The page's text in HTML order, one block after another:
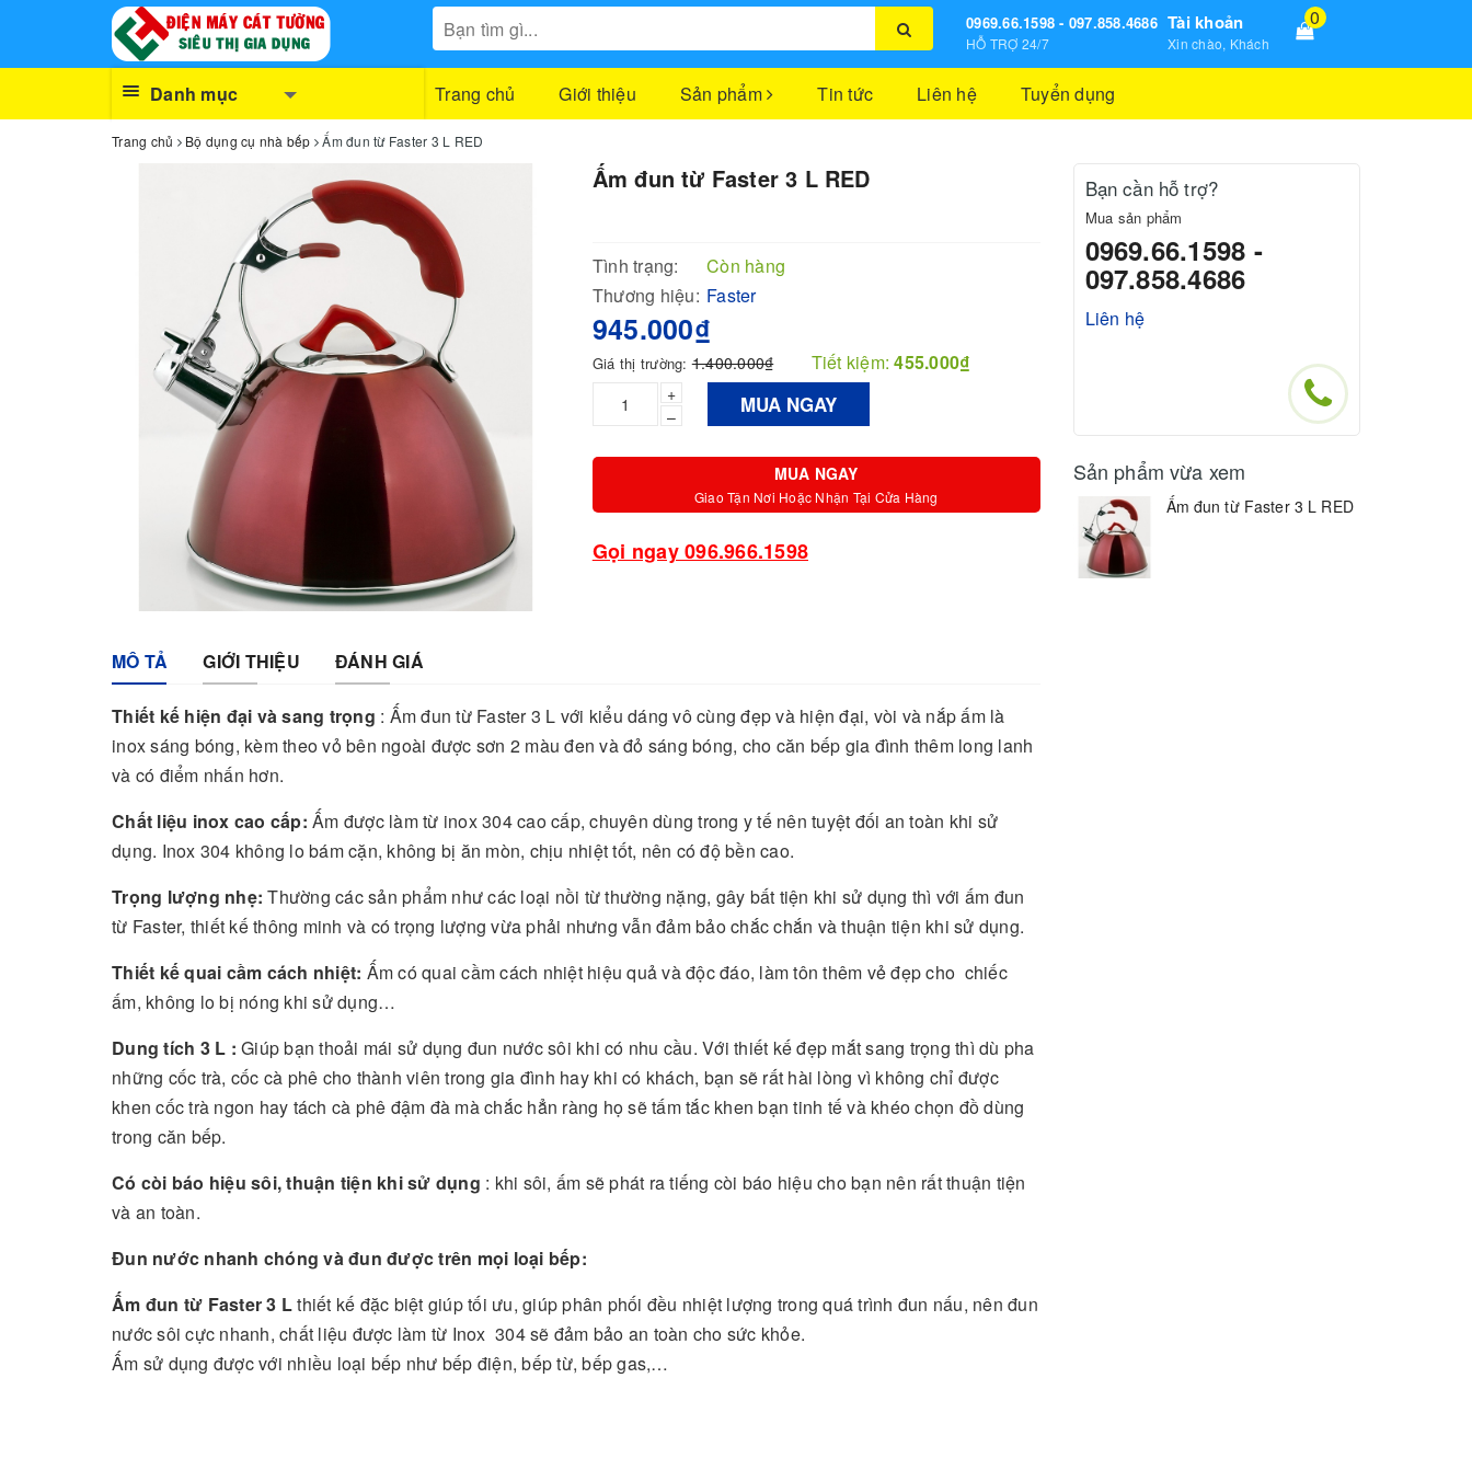
0969.66.1598 - 097.858.4686
HỖ TRỢ 24/7
Tài khoản
Xin chào, Khách
0
Danh mục Trang chủ Giới thiệu Sản phẩm Tin tức Liên hệ Tuyển dụng
Trang chủ Bộ dụng cụ nhà bếp Ấm đun từ Faster 3 L RED
Ấm đun từ Faster 3 L RED
Tình trạng:
Còn hàng
Thương hiệu: Faster
945.000₫
Giá thị trường:1.400.000₫ Tiết kiệm:455.000₫
+
–
MUA NGAY
MUA NGAY
Giao Tận Nơi Hoặc Nhận Tại Cửa Hàng
Gọi ngay 096.966.1598
MÔ TẢ GIỚI THIỆU ĐÁNH GIÁ
Thiết kế hiện đại và sang trọng : Ấm đun từ Faster 3 L với kiểu dáng vô cùng đẹp và hiện đại, vòi và nắp ấm là
inox sáng bóng, kèm theo vỏ bên ngoài được sơn 2 màu đen và đỏ sáng bóng, cho căn bếp gia đình thêm long lanh
và có điểm nhấn hơn.
Chất liệu inox cao cấp: Ấm được làm từ inox 304 cao cấp, chuyên dùng trong y tế nên tuyệt đối an toàn khi sử
dụng. Inox 304 không lo bám cặn, không bị ăn mòn, chịu nhiệt tốt, nên có độ bền cao.
Trọng lượng nhẹ: Thường các sản phẩm như các loại nồi từ thường nặng, gây bất tiện khi sử dụng thì với ấm đun
từ Faster, thiết kế thông minh và có trọng lượng vừa phải nhưng vẫn đảm bảo chắc chắn và thuận tiện khi sử dụng.
Thiết kế quai cầm cách nhiệt: Ấm có quai cầm cách nhiệt hiệu quả và độc đáo, làm tôn thêm vẻ đẹp cho chiếc
ấm, không lo bị nóng khi sử dụng…
Dung tích 3 L : Giúp bạn thoải mái sử dụng đun nước sôi khi có nhu cầu. Với thiết kế đẹp mắt sang trọng thì dù pha
những cốc trà, cốc cà phê cho thành viên trong gia đình hay khi có khách, bạn sẽ rất hài lòng vì không chỉ được
khen cốc trà ngon hay tách cà phê đậm đà mà chắc hẳn ràng họ sẽ tấm tắc khen bạn tinh tế và khéo chọn đồ dùng
trong căn bếp.
Có còi báo hiệu sôi, thuận tiện khi sử dụng : khi sôi, ấm sẽ phát ra tiếng còi báo hiệu cho bạn nên rất thuận tiện
và an toàn.
Đun nước nhanh chóng và đun được trên mọi loại bếp:
Ấm đun từ Faster 3 Lthiết kế đặc biệt giúp tối ưu, giúp phân phối đều nhiệt lượng trong quá trình đun nấu, nên đun
nước sôi cực nhanh, chất liệu được làm từ Inox 304 sẽ đảm bảo an toàn cho sức khỏe.
Ấm sử dụng được với nhiều loại bếp như bếp điện, bếp từ, bếp gas,…
Bạn cần hỗ trợ?
Mua sản phẩm
0969.66.1598 -
097.858.4686
Liên hệ
Sản phẩm vừa xem
Ấm đun từ Faster 3 L RED